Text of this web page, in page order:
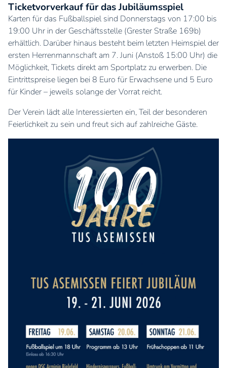
Ticketvorverkauf für das Jubiläumsspiel
Karten für das Fußballspiel sind Donnerstags von 17:00 bis
19:00 Uhr in der Geschäftsstelle (Grester Straße 169b)
erhältlich. Darüber hinaus besteht beim letzten Heimspiel der
ersten Herrenmannschaft am 7. Juni (Anstoß 15:00 Uhr) die
Möglichkeit, Tickets direkt am Sportplatz zu erwerben. Die
Eintrittspreise liegen bei 8 Euro für Erwachsene und 5 Euro
für Kinder – jeweils solange der Vorrat reicht.
Der Verein lädt alle Interessierten ein, Teil der besonderen
Feierlichkeit zu sein und freut sich auf zahlreiche Gäste.